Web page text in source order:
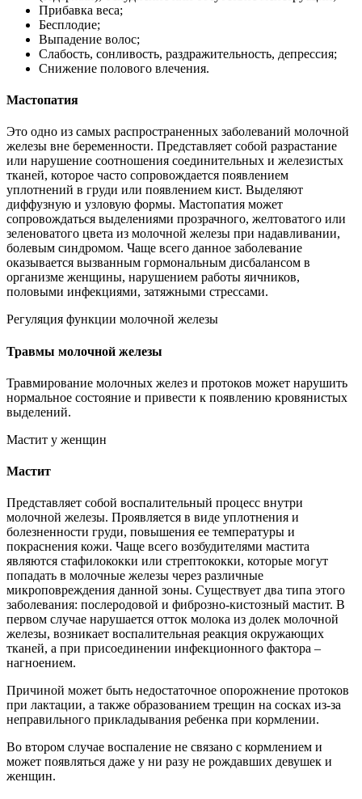
Прибавка веса;
Бесплодие;
Выпадение волос;
Слабость, сонливость, раздражительность, депрессия;
Снижение полового влечения.
Мастопатия
Это одно из самых распространенных заболеваний молочной
железы вне беременности. Представляет собой разрастание
или нарушение соотношения соединительных и железистых
тканей, которое часто сопровождается появлением
уплотнений в груди или появлением кист. Выделяют
диффузную и узловую формы. Мастопатия может
сопровождаться выделениями прозрачного, желтоватого или
зеленоватого цвета из молочной железы при надавливании,
болевым синдромом. Чаще всего данное заболевание
оказывается вызванным гормональным дисбалансом в
организме женщины, нарушением работы яичников,
половыми инфекциями, затяжными стрессами.
Регуляция функции молочной железы
Травмы молочной железы
Травмирование молочных желез и протоков может нарушить
нормальное состояние и привести к появлению кровянистых
выделений.
Мастит у женщин
Мастит
Представляет собой воспалительный процесс внутри
молочной железы. Проявляется в виде уплотнения и
болезненности груди, повышения ее температуры и
покраснения кожи. Чаще всего возбудителями мастита
являются стафилококки или стрептококки, которые могут
попадать в молочные железы через различные
микроповреждения данной зоны. Существует два типа этого
заболевания: послеродовой и фиброзно-кистозный мастит. В
первом случае нарушается отток молока из долек молочной
железы, возникает воспалительная реакция окружающих
тканей, а при присоединении инфекционного фактора –
нагноением.
Причиной может быть недостаточное опорожнение протоков
при лактации, а также образованием трещин на сосках из-за
неправильного прикладывания ребенка при кормлении.
Во втором случае воспаление не связано с кормлением и
может появляться даже у ни разу не рождавших девушек и
женщин.